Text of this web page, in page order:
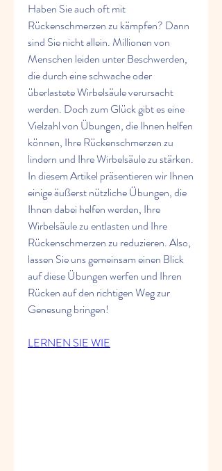
Haben Sie auch oft mit
Rückenschmerzen zu kämpfen? Dann
sind Sie nicht allein. Millionen von
Menschen leiden unter Beschwerden,
die durch eine schwache oder
überlastete Wirbelsäule verursacht
werden. Doch zum Glück gibt es eine
Vielzahl von Übungen, die Ihnen helfen
können, Ihre Rückenschmerzen zu
lindern und Ihre Wirbelsäule zu stärken.
In diesem Artikel präsentieren wir Ihnen
einige äußerst nützliche Übungen, die
Ihnen dabei helfen werden, Ihre
Wirbelsäule zu entlasten und Ihre
Rückenschmerzen zu reduzieren. Also,
lassen Sie uns gemeinsam einen Blick
auf diese Übungen werfen und Ihren
Rücken auf den richtigen Weg zur
Genesung bringen!
LERNEN SIE WIE